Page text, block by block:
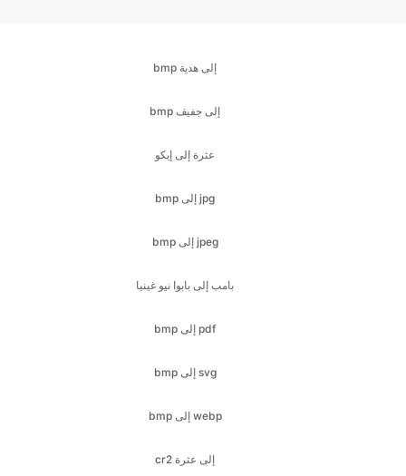
عثرة إلى إيكو
bmp إلى jpg
bmp إلى jpeg
بامب إلى بابوا نيو غينيا
bmp إلى pdf
bmp إلى svg
bmp إلى webp
cr2 إلى عثرة
cr2 إلى جفيف
cr2 إلى إيكو